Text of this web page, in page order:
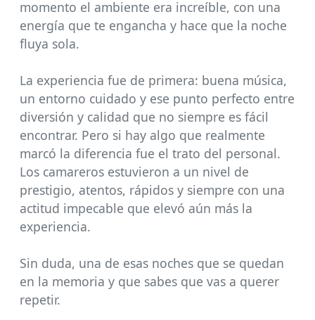
momento el ambiente era increíble, con una
energía que te engancha y hace que la noche
fluya sola.
La experiencia fue de primera: buena música,
un entorno cuidado y ese punto perfecto entre
diversión y calidad que no siempre es fácil
encontrar. Pero si hay algo que realmente
marcó la diferencia fue el trato del personal.
Los camareros estuvieron a un nivel de
prestigio, atentos, rápidos y siempre con una
actitud impecable que elevó aún más la
experiencia.
Sin duda, una de esas noches que se quedan
en la memoria y que sabes que vas a querer
repetir.